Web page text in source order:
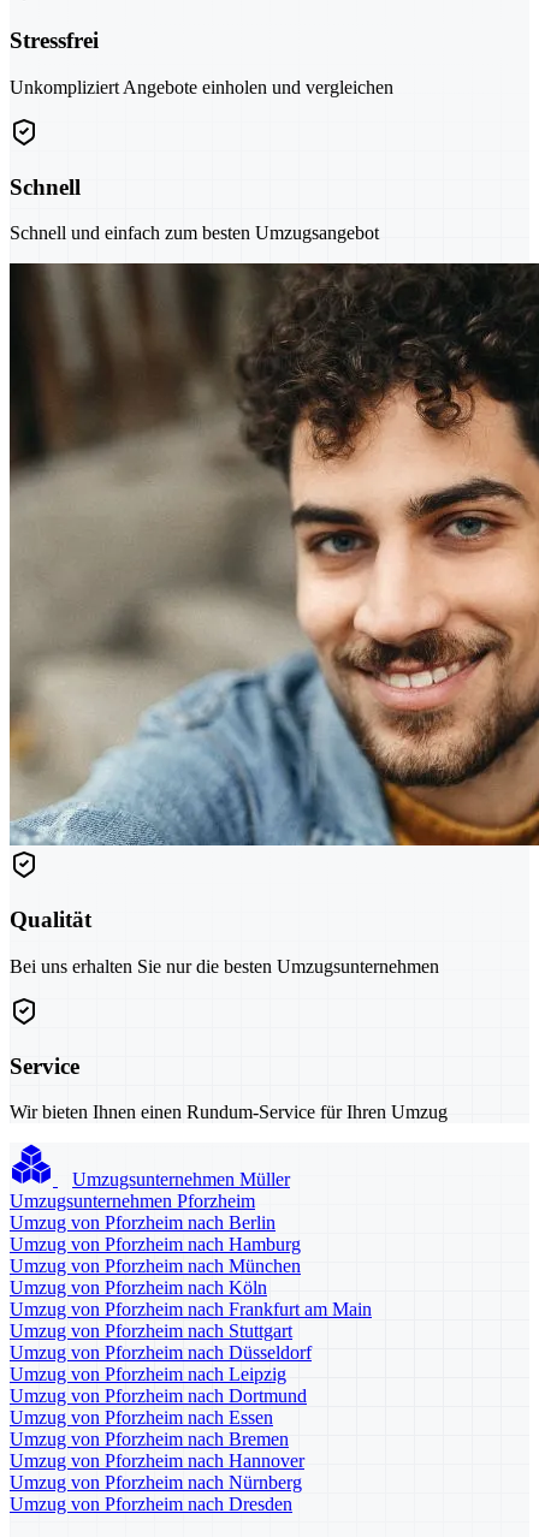
Stressfrei
Unkompliziert Angebote einholen und vergleichen
Schnell
Schnell und einfach zum besten Umzugsangebot
Qualität
Bei uns erhalten Sie nur die besten Umzugsunternehmen
Service
Wir bieten Ihnen einen Rundum-Service für Ihren Umzug
Umzugsunternehmen Müller
Umzugsunternehmen Pforzheim
Umzug von Pforzheim nach Berlin
Umzug von Pforzheim nach Hamburg
Umzug von Pforzheim nach München
Umzug von Pforzheim nach Köln
Umzug von Pforzheim nach Frankfurt am Main
Umzug von Pforzheim nach Stuttgart
Umzug von Pforzheim nach Düsseldorf
Umzug von Pforzheim nach Leipzig
Umzug von Pforzheim nach Dortmund
Umzug von Pforzheim nach Essen
Umzug von Pforzheim nach Bremen
Umzug von Pforzheim nach Hannover
Umzug von Pforzheim nach Nürnberg
Umzug von Pforzheim nach Dresden